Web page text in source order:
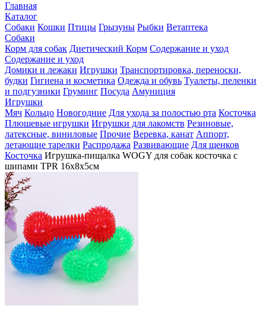
Главная
Каталог
Собаки Кошки Птицы Грызуны Рыбки Ветаптека
Собаки
Корм для собак Диетический Корм Содержание и уход
Содержание и уход
Домики и лежаки Игрушки Транспортировка, переноски,
будки Гигиена и косметика Одежда и обувь Туалеты, пеленки
и подгузники Груминг Посуда Амуниция
Игрушки
Мяч Кольцо Новогодние Для ухода за полостью рта Косточка
Плюшевые игрушки Игрушки для лакомств Резиновые,
латексные, виниловые Прочие Веревка, канат Аппорт,
летающие тарелки Распродажа Развивающие Для щенков
Косточка Игрушка-пищалка WOGY для собак косточка с
шипами TPR 16х8х5см